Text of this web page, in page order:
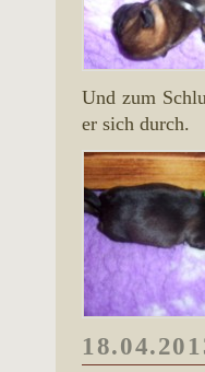
Und zum
er sich durch.